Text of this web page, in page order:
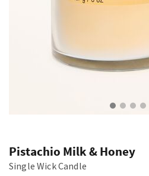
Pistachio Milk & Honey
Single Wick Candle